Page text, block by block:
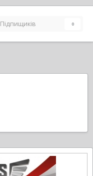
Підпищиків 0